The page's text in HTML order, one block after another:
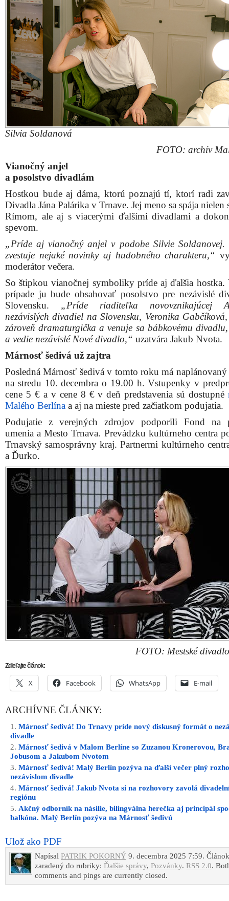
Silvia Soldanová
FOTO: archív
Vianočný anjel
a posolstvo divadlám
Hostkou bude aj dáma, ktorú poznajú tí, ktorí radi
Divadla Jána Palárika v Trnave. Jej meno sa spája nielen
Rímom, ale aj s viacerými ďalšími divadlami a
spevom.
„Príde aj vianočný anjel v podobe Silvie Soldanovej.
zvestuje nejaké novinky aj hudobného charakteru,“
moderátor večera.
So štipkou vianočnej symboliky príde aj ďalšia
prípade ju bude obsahovať posolstvo pre nezávislé
Slovensku. „Príde riaditeľka novovznikajúcej
nezávislých divadiel na Slovensku, Veronika
zároveň dramaturgička a venuje sa bábkovému
a vedie nezávislé Nové divadlo,“ uzatvára Jakub Nvota.
Márnosť šedivá už zajtra
Posledná Márnosť šedivá v tomto roku má naplánovaný
na stredu 10. decembra o 19.00 h. Vstupenky v
cene 5 € a v cene 8 € v deň predstavenia sú dostupné
Malého Berlína a aj na mieste pred začiatkom podujatia.
Podujatie z verejných zdrojov podporili Fond na
umenia a Mesto Trnava. Prevádzku kultúrneho centra
Trnavský samosprávny kraj. Partnermi kultúrneho
a Ďurko.
FOTO: Mestské
Zdieľajte článok:
X Facebook WhatsApp E-mail
ARCHÍVNE ČLÁNKY:
Márnosť šedivá! Do Trnavy príde nový diskusný formát o
divadle
Márnosť šedivá v Malom Berlíne so Zuzanou Kronerovou,
Jobusom a Jakubom Nvotom
Márnosť šedivá! Malý Berlín pozýva na ďalší večer plný
nezávislom divadle
Márnosť šedivá! Jakub Nvota si na rozhovory zavolá
regiónu
Akčný odborník na násilie, bilingválna herečka aj principál
balkóna. Malý Berlín pozýva na Márnosť šedivú
Ulož ako PDF
Napísal PATRIK POKORNÝ 9. decembra 2025 7:59.
zaradený do rubriky: Ďalšie správy, Pozvánky. RSS 2.0.
comments and pings are currently closed.